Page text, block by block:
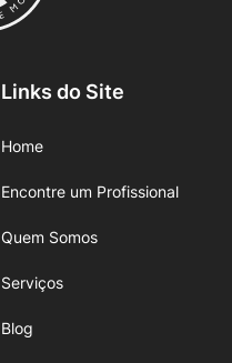
Links do Site
Home
Encontre um Profissional
Quem Somos
Serviços
Blog